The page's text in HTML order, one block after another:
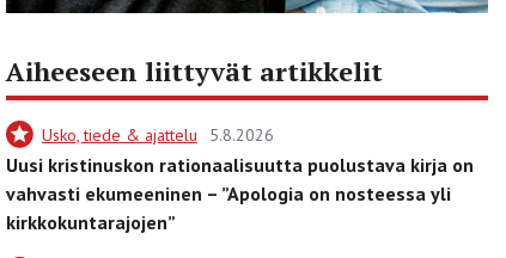
Aiheeseen liittyvät artikkelit
Usko, tiede & ajattelu 5.8.2026
Uusi kristinuskon rationaalisuutta puolustava kirja on
vahvasti ekumeeninen – ”Apologia on nosteessa yli
kirkkokuntarajojen”